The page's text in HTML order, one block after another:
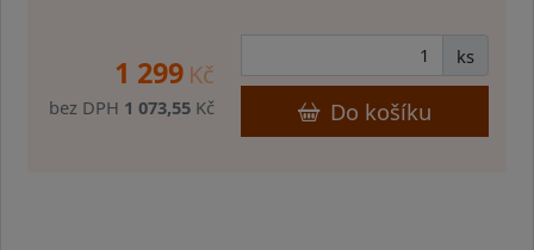
1 299 Kč
bez DPH 1 073,55 Kč
ks
Do košíku